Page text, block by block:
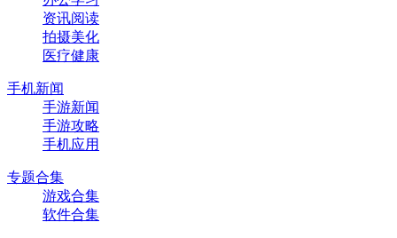
资讯阅读
拍摄美化
医疗健康
手机新闻
手游新闻
手游攻略
手机应用
专题合集
游戏合集
软件合集